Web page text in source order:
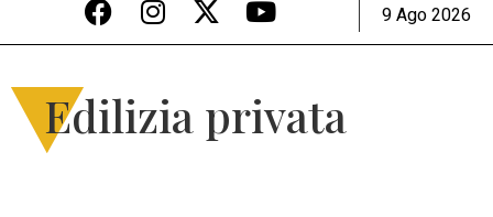
9 Ago 2026
Edilizia privata